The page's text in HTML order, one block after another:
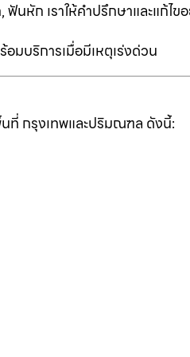
นหัก เราให้คำปรึกษาและแก้ไข
มบริการเมื่อมีเหตุเร่งด่วน
ที่ กรุงเทพและปริมณฑล ดังนี้: